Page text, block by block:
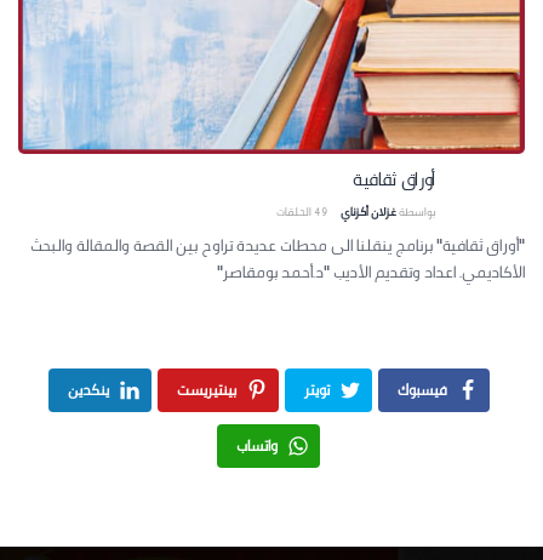
أوراق ثقافية
بواسطةغزلان أكزناي 49الحلقات
"أوراق ثقافية" برنامج ينقلنا الى محطات عديدة تراوح بين القصة والمقالة والبحث
الأكاديمي. اعداد وتقديم الأديب "د.أحمد بومقاصر"
فيسبوك تويتر بينتيريست
ينكدين
واتساب